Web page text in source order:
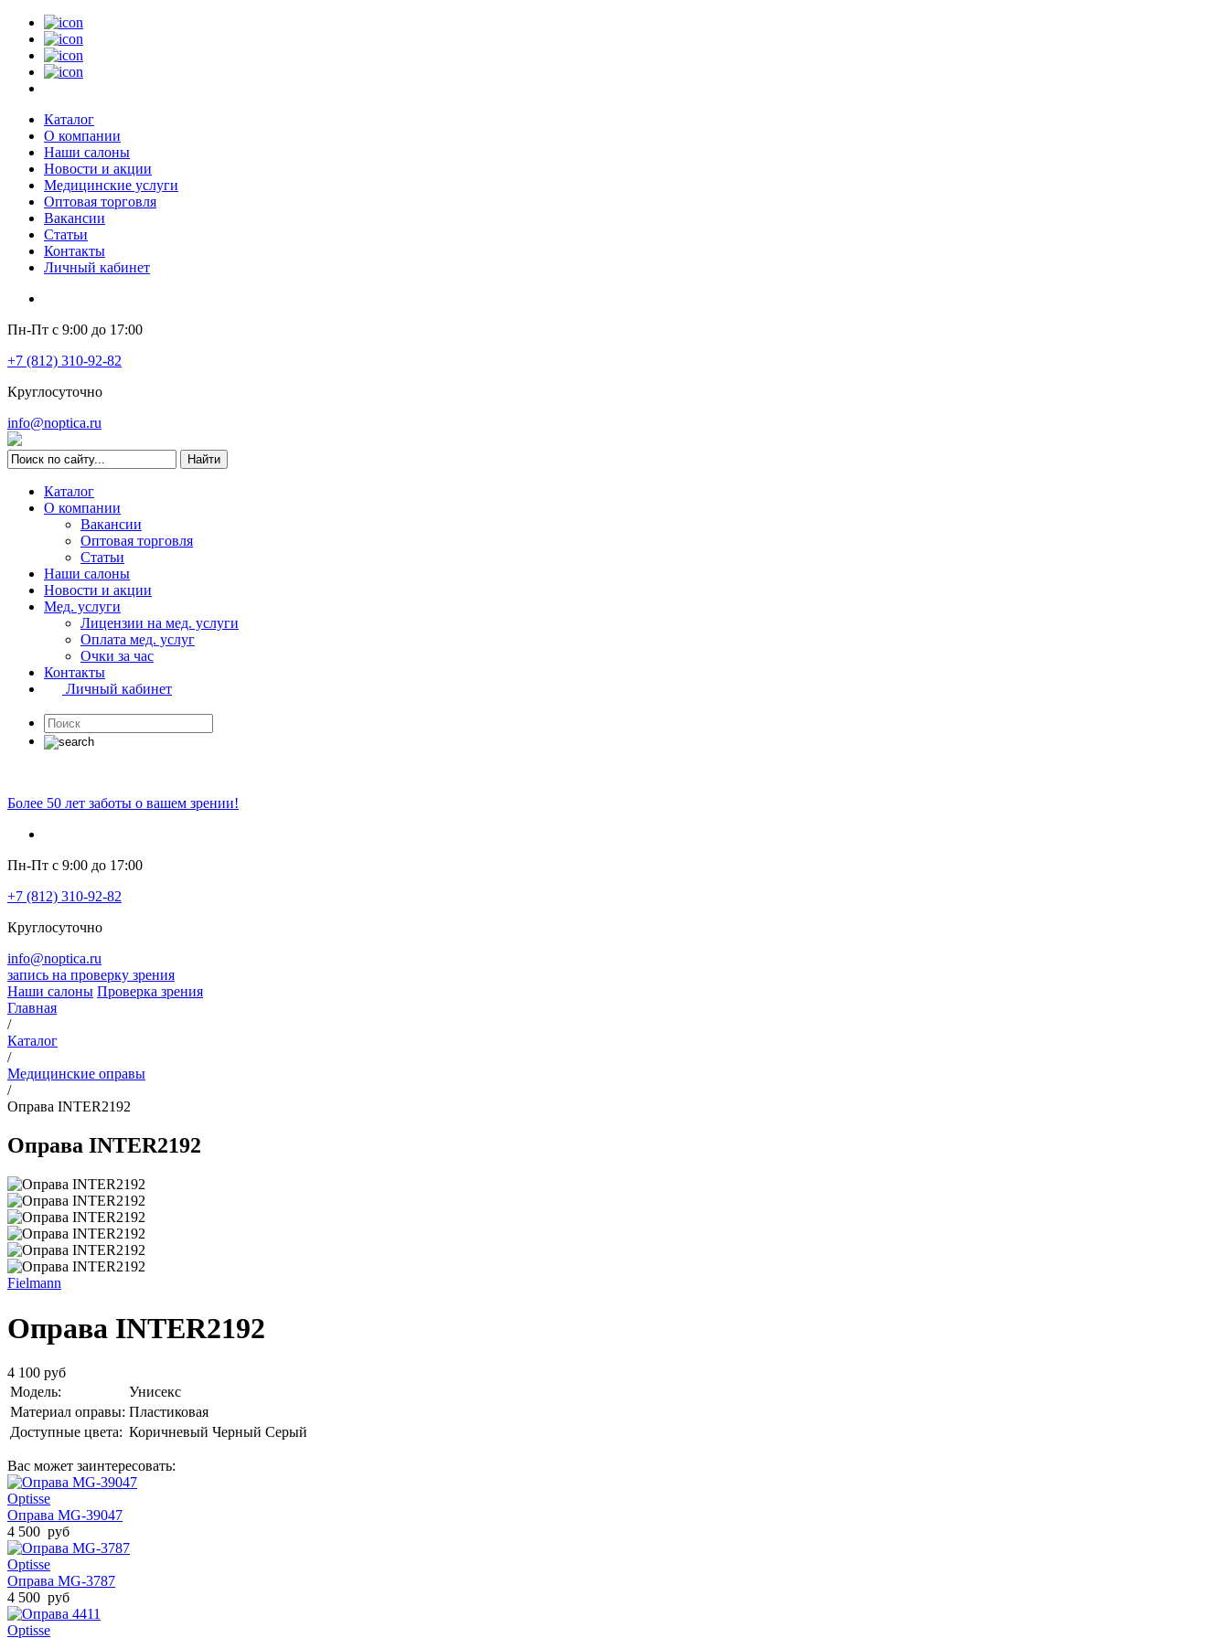
Каталог
О компании
Наши салоны
Новости и акции
Медицинские услуги
Оптовая торговля
Вакансии
Статьи
Контакты
Личный кабинет
Пн-Пт с 9:00 до 17:00
+7 (812) 310-92-82
Круглосуточно
info@noptica.ru
Каталог
О компании
Вакансии
Оптовая торговля
Статьи
Наши салоны
Новости и акции
Мед. услуги
Лицензии на мед. услуги
Оплата мед. услуг
Очки за час
Контакты
Личный кабинет
Более 50 лет заботы о вашем зрении!
Пн-Пт с 9:00 до 17:00
+7 (812) 310-92-82
Круглосуточно
info@noptica.ru
запись на проверку зрения
Наши салоны Проверка зрения
Главная
/
Каталог
/
Медицинские оправы
/
Оправа INTER2192
Оправа INTER2192
Fielmann
Оправа INTER2192
4 100 руб
Модель:
Унисекс
Материал оправы: Пластиковая
Доступные цвета: Коричневый Черный Серый
Вас может заинтересовать:
Optisse
Оправа MG-39047
4 500 руб
Optisse
Оправа MG-3787
4 500 руб
Optisse